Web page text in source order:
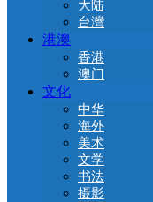
大陆
台灣
港澳
香港
澳门
文化
中华
海外
美术
文学
书法
摄影